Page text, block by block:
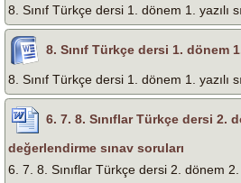
8. Sınıf Türkçe dersi 1. dönem 1. yazılı
8. Sınıf Türkçe dersi 1. dönem
8. Sınıf Türkçe dersi 1. dönem 1. yazılı
6. 7. 8. Sınıflar Türkçe dersi 2.
değerlendirme sınav soruları
6. 7. 8. Sınıflar Türkçe dersi 2. dönem